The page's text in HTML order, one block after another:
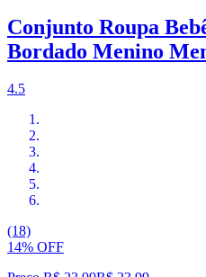
Conjunto Roupa
Bordado Menino
4.5
(18)
14% OFF